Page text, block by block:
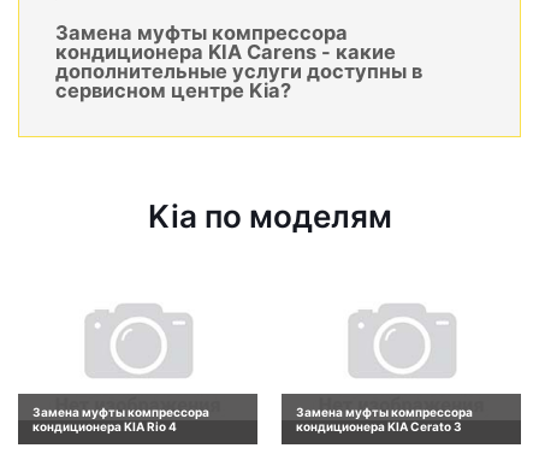
Замена муфты компрессора
кондиционера KIA Carens - какие
дополнительные услуги доступны в
сервисном центре Kia?
Kia по моделям
Замена муфты компрессора
кондиционера KIA Rio 4
Замена муфты компрессора
кондиционера KIA Cerato 3